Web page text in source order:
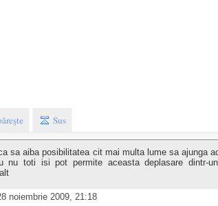
Sus
sa aiba posibilitatea cit mai multa lume sa ajunga
nu toti isi pot permite aceasta deplasare dintr-
noiembrie 2009, 21:18